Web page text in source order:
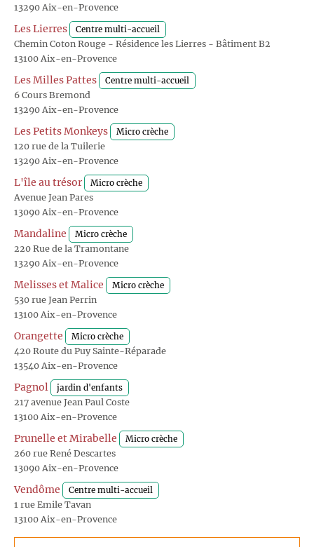
13290 Aix-en-Provence
Les Lierres Centre multi-accueil
Chemin Coton Rouge - Résidence les Lierres - Bâtiment B2
13100 Aix-en-Provence
Les Milles Pattes Centre multi-accueil
6 Cours Bremond
13290 Aix-en-Provence
Les Petits Monkeys Micro crèche
120 rue de la Tuilerie
13290 Aix-en-Provence
L'île au trésor Micro crèche
Avenue Jean Pares
13090 Aix-en-Provence
Mandaline Micro crèche
220 Rue de la Tramontane
13290 Aix-en-Provence
Melisses et Malice Micro crèche
530 rue Jean Perrin
13100 Aix-en-Provence
Orangette Micro crèche
420 Route du Puy Sainte-Réparade
13540 Aix-en-Provence
Pagnol jardin d'enfants
217 avenue Jean Paul Coste
13100 Aix-en-Provence
Prunelle et Mirabelle Micro crèche
260 rue René Descartes
13090 Aix-en-Provence
Vendôme Centre multi-accueil
1 rue Emile Tavan
13100 Aix-en-Provence